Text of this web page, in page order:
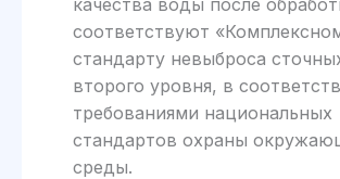
соответствуют
стандарту невыброса
второго уровня, в
требованиями национальных
стандартов охраны
среды.